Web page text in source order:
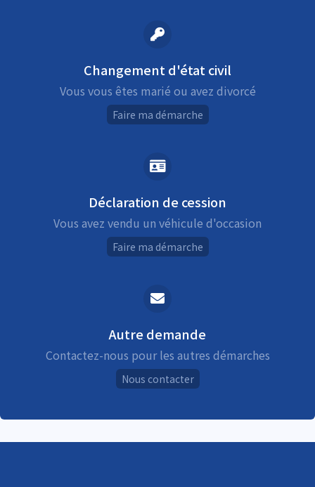
Changement d'état civil
Vous vous êtes marié ou avez divorcé
Faire ma démarche
Déclaration de cession
Vous avez vendu un véhicule d'occasion
Faire ma démarche
Autre demande
Contactez-nous pour les autres démarches
Nous contacter